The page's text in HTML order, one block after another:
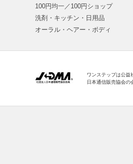
100円均一／100円ショップ
洗剤・キッチン・日用品
オーラル・ヘアー・ボディ
ワンステップは公益
日本通信販売協会の